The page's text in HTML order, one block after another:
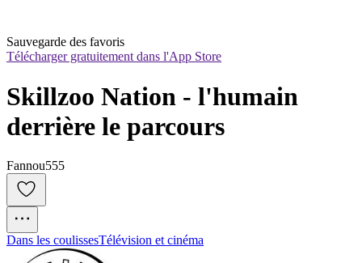
Sauvegarde des favoris
Télécharger gratuitement dans l'App Store
Skillzoo Nation - l'humain
derrière le parcours
Fannou555
Dans les coulissesTélévision et cinéma